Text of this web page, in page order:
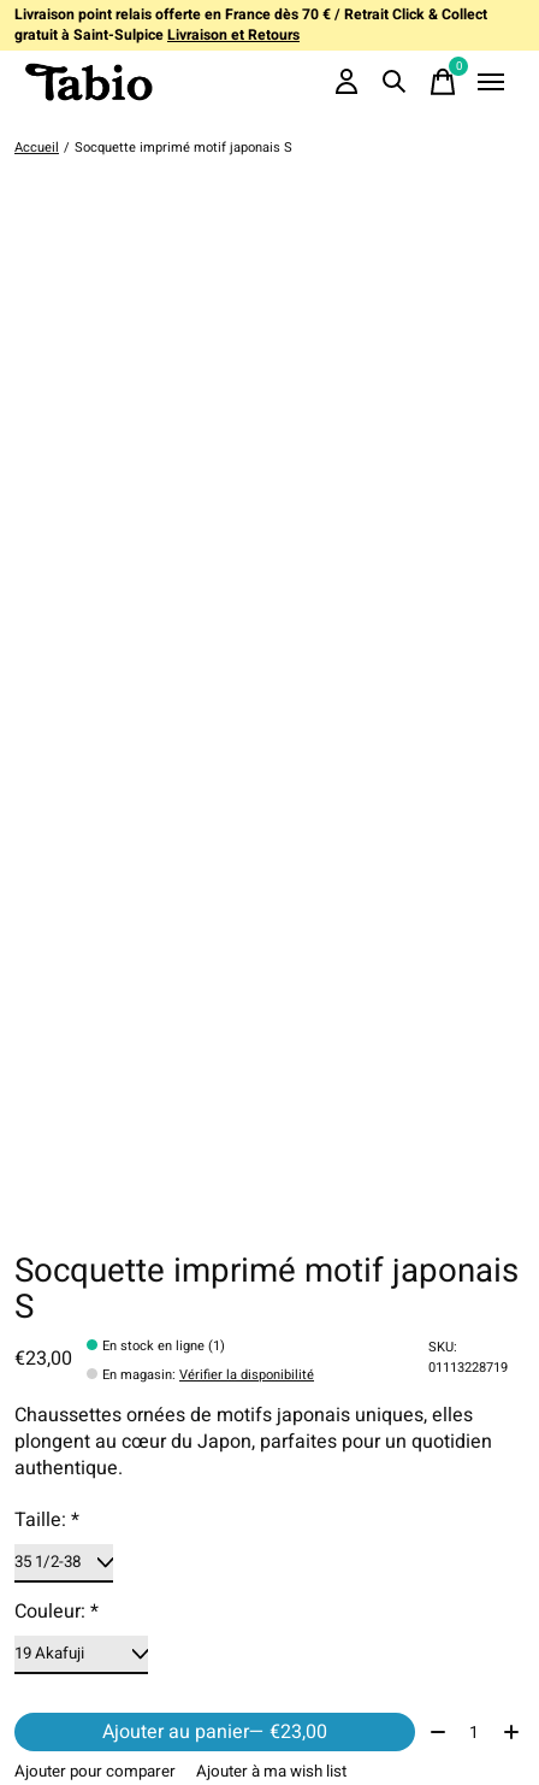
Livraison point relais offerte en France dès 70 € / Retrait Click & Collect
gratuit à Saint-SulpiceLivraison et Retours
0items
Accueil / Socquette imprimé motif japonais S
Socquette imprimé motif japonais
S
€23,00
En stock en ligne (1)
En magasin:Vérifier la disponibilité
SKU:
01113228719
Chaussettes ornées de motifs japonais uniques, elles
plongent au cœur du Japon, parfaites pour un quotidien
authentique.
Taille: *
Couleur: *
Ajouter au panier — €23,00 Quantité:
Ajouter pour comparer Ajouter à ma wish list